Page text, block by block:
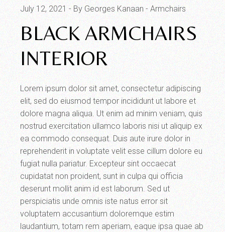
July 12, 2021 By Georges Kanaan Armchairs
BLACK ARMCHAIRS
INTERIOR
Lorem ipsum dolor sit amet, consectetur adipiscing
elit, sed do eiusmod tempor incididunt ut labore et
dolore magna aliqua. Ut enim ad minim veniam, quis
nostrud exercitation ullamco laboris nisi ut aliquip ex
ea commodo consequat. Duis aute irure dolor in
reprehenderit in voluptate velit esse cillum dolore eu
fugiat nulla pariatur. Excepteur sint occaecat
cupidatat non proident, sunt in culpa qui officia
deserunt mollit anim id est laborum. Sed ut
perspiciatis unde omnis iste natus error sit
voluptatem accusantium doloremque estim
laudantium, totam rem aperiam, eaque ipsa quae ab